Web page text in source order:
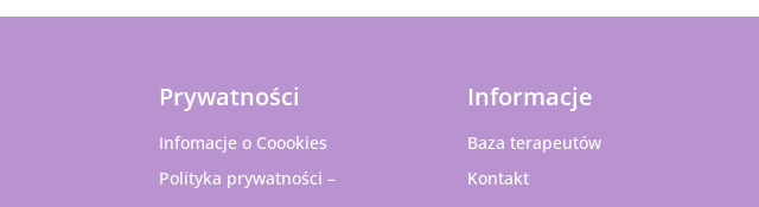
Prywatności
Infomacje o Coookies
Polityka prywatności –
Informacje
Baza terapeutów
Kontakt